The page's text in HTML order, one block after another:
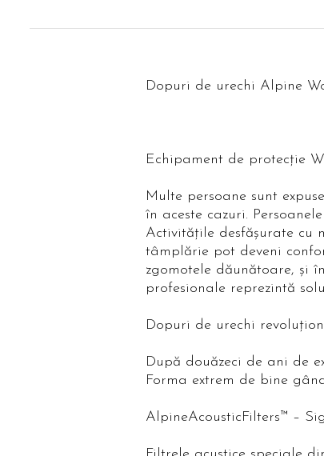
Dopuri de urechi Alpine
Echipament de protecție
Multe persoane sunt
în aceste cazuri.
Activităţile desfăşurate cu
tâmplărie pot deveni
zgomotele dăunătoare, şi
profesionale reprezintă
Dopuri de urechi
După douăzeci de ani de
Forma extrem de bine
AlpineAcousticFilters™ –